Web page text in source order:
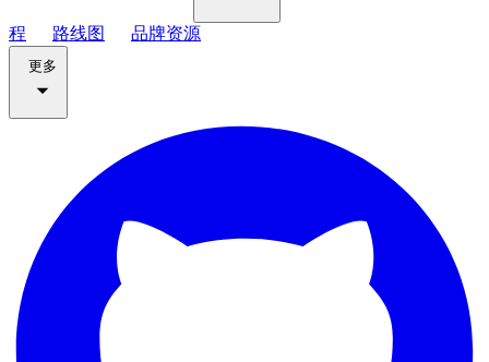
程 路线图 品牌资源
更多